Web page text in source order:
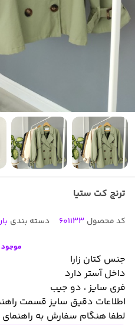
ترنچ کت ستیا
کد محصول 601133 دسته بندی
جنس کتان زارا
داخل آستر دارد
فری سایز ، دو جیب
اطلاعات دقیق سایز قسمت
لطفا هنگام سفارش به